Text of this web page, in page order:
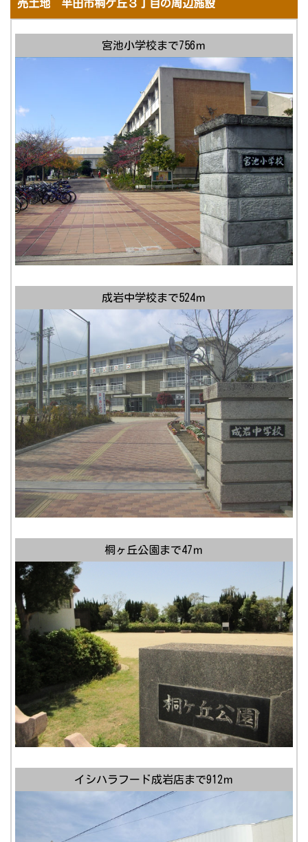
売土地 半田市桐ケ丘３丁目の周辺施設
宮池小学校まで756ｍ
成岩中学校まで524ｍ
桐ヶ丘公園まで47ｍ
イシハラフード成岩店まで912ｍ